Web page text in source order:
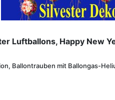
Luftballons, Happy New
Ballontrauben mit Ballongas-